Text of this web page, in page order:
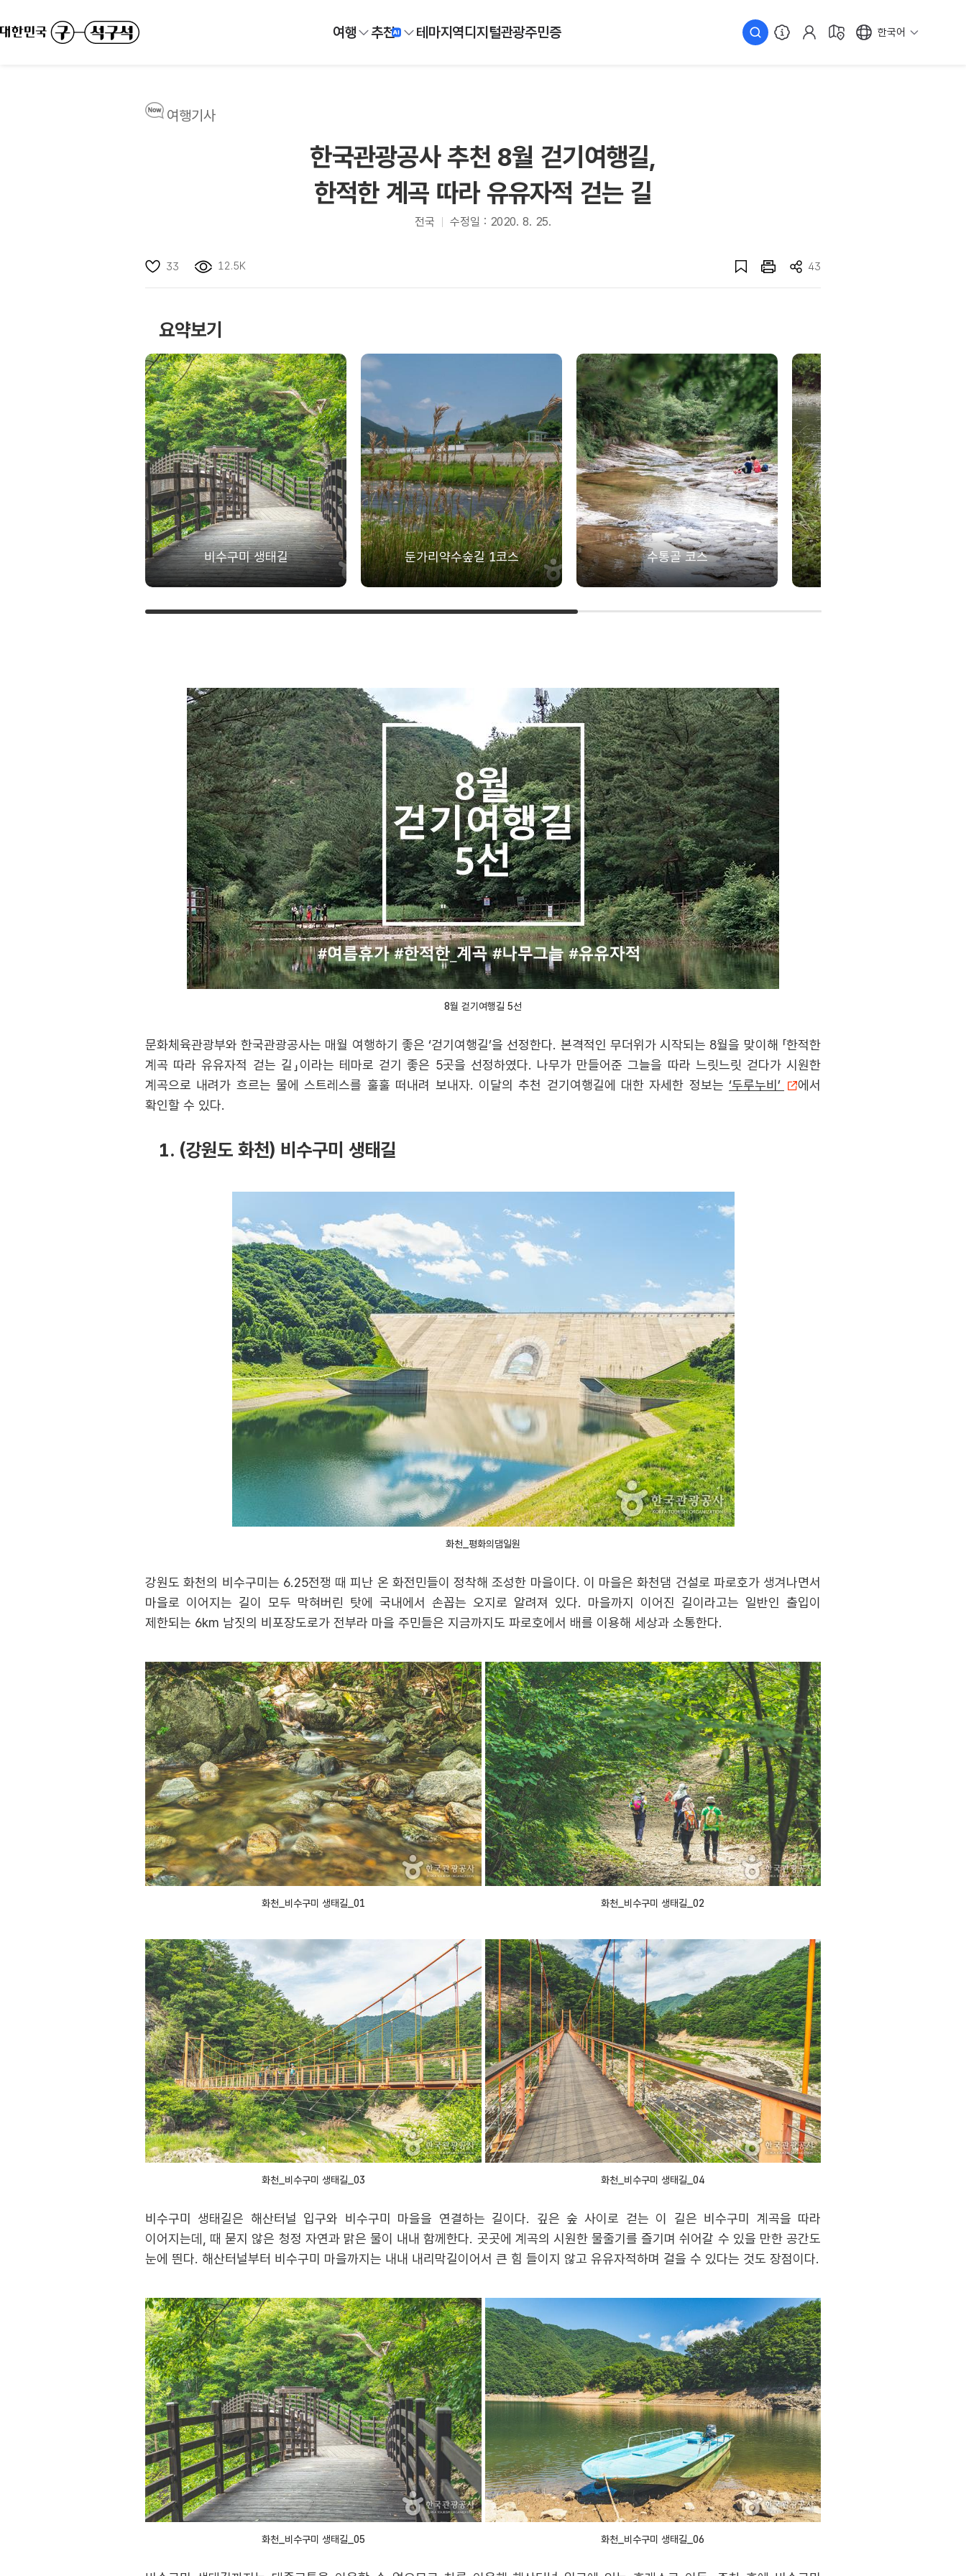
여행 추천 테마지역디지털관광주민증 한국어
여행기사
한국관광공사 추천 8월 걷기여행길,
한적한 계곡 따라 유유자적 걷는 길
전국 수정일 : 2020. 8. 25.
33 12.5K 43
요약보기
비수구미 생태길 둔가리약수숲길 1코스 수통골 코스
8월 걷기여행길 5선
문화체육관광부와 한국관광공사는 매월 여행하기 좋은 ‘걷기여행길’을 선정한다. 본격적인 무더위가 시작되는 8월을 맞이해 「한적한
계곡 따라 유유자적 걷는 길」이라는 테마로 걷기 좋은 5곳을 선정하였다. 나무가 만들어준 그늘을 따라 느릿느릿 걷다가 시원한
계곡으로 내려가 흐르는 물에 스트레스를 훌훌 떠내려 보내자. 이달의 추천 걷기여행길에 대한 자세한 정보는 ‘두루누비’
에서
확인할 수 있다.
1. (강원도 화천) 비수구미 생태길
화천_평화의댐일원
강원도 화천의 비수구미는 6.25전쟁 때 피난 온 화전민들이 정착해 조성한 마을이다. 이 마을은 화천댐 건설로 파로호가 생겨나면서
마을로 이어지는 길이 모두 막혀버린 탓에 국내에서 손꼽는 오지로 알려져 있다. 마을까지 이어진 길이라고는 일반인 출입이
제한되는 6km 남짓의 비포장도로가 전부라 마을 주민들은 지금까지도 파로호에서 배를 이용해 세상과 소통한다.
화천_비수구미 생태길_01 화천_비수구미 생태길_02
화천_비수구미 생태길_03 화천_비수구미 생태길_04
비수구미 생태길은 해산터널 입구와 비수구미 마을을 연결하는 길이다. 깊은 숲 사이로 걷는 이 길은 비수구미 계곡을 따라
이어지는데, 때 묻지 않은 청정 자연과 맑은 물이 내내 함께한다. 곳곳에 계곡의 시원한 물줄기를 즐기며 쉬어갈 수 있을 만한 공간도
눈에 띈다. 해산터널부터 비수구미 마을까지는 내내 내리막길이어서 큰 힘 들이지 않고 유유자적하며 걸을 수 있다는 것도 장점이다.
화천_비수구미 생태길_05 화천_비수구미 생태길_06